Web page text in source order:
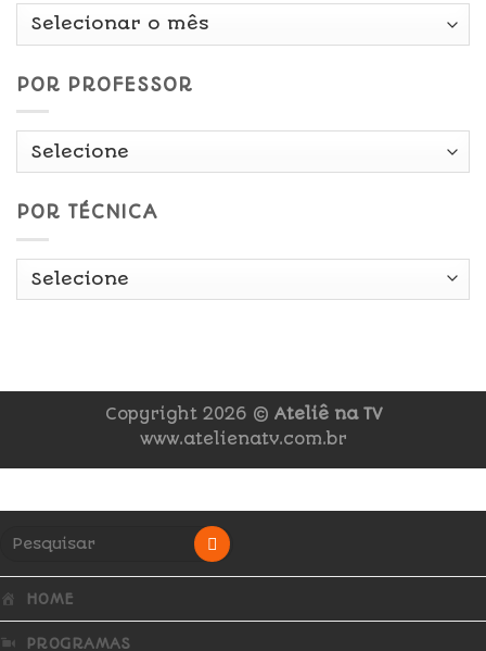
Por
POR PROFESSOR
POR TÉCNICA
Copyright 2026 © Ateliê na TV
www.atelienatv.com.br
HOME
PROGRAMAS